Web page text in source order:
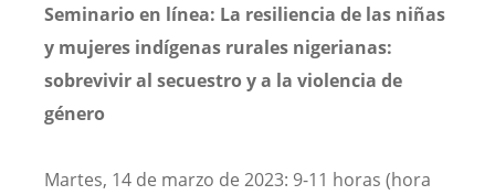
Seminario en línea: La resiliencia de las niñas
y mujeres indígenas rurales nigerianas:
sobrevivir al secuestro y a la violencia de
género
Martes, 14 de marzo de 2023: 9-11 horas (hora